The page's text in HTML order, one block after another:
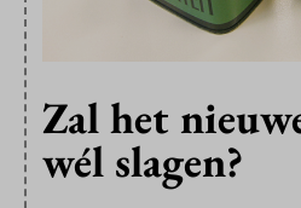
Zal het
wél slagen?